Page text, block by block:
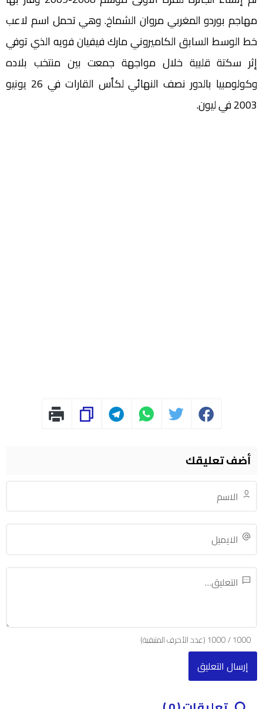
مهاجم بوردو المغربي مروان الشماخ. وهي تحمل اسم لاعب
خط الوسط السابق الكاميروني مارك فيفيان فويه الذي توفي
إثر سكتة قلبية خلال مواجهة جمعت بين منتخب بلاده
وكولومبيا بالدور نصف النهائي لكأس القارات في 26 يونيو
2003 في ليون.
أضف تعليقك
1000
/
1000(عدد الأحرف المتبقية)